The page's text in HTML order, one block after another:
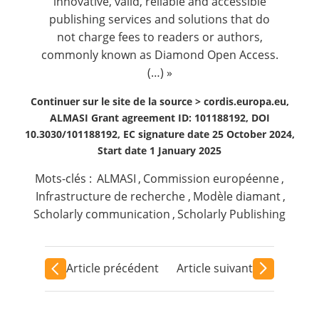
publishing services and solutions that do
not charge fees to readers or authors,
commonly known as Diamond Open Access.
(…) »
Continuer sur le site de la source > cordis.europa.eu,
ALMASI Grant agreement ID: 101188192, DOI
10.3030/101188192, EC signature date 25 October 2024,
Start date 1 January 2025
Mots-clés : ALMASI , Commission européenne,
Infrastructure de recherche , Modèle diamant,
Scholarly communication ,Scholarly Publishing
Article précédent Article suivant